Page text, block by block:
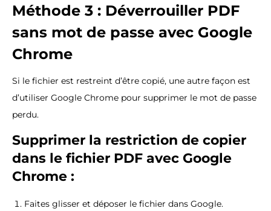
Méthode 3 : Déverrouiller PDF
sans mot de passe avec Google
Chrome
Si le fichier est restreint d’être copié, une autre façon est
d’utiliser Google Chrome pour supprimer le mot de passe
perdu.
Supprimer la restriction de copier
dans le fichier PDF avec Google
Chrome :
Faites glisser et déposer le fichier dans Google.